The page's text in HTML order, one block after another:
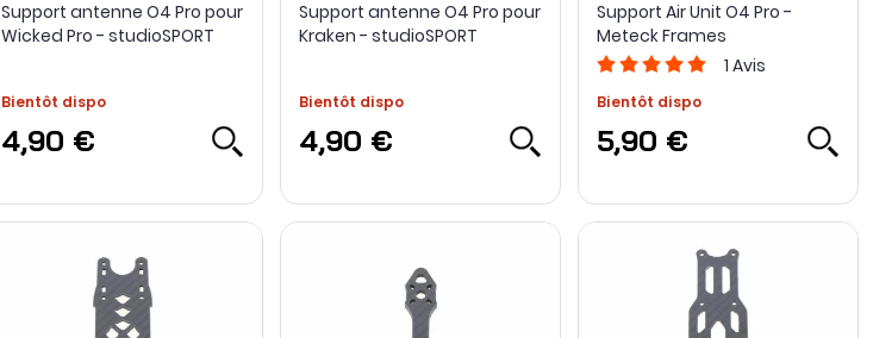
Support antenne O4 Pro pour
Wicked Pro - studioSPORT
Bientôt dispo
4,90 €
Support antenne O4 Pro pour
Kraken - studioSPORT
Bientôt dispo
4,90 €
Support Air Unit O4 Pro -
Meteck Frames
1 Avis
Bientôt dispo
5,90 €